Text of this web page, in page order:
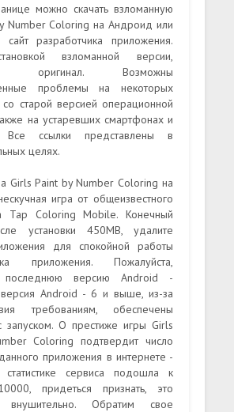
можно скачать взломанную
Number Coloring на Андроид или
разработчика приложения.
взломанной версии,
оригинал. Возможны
проблемы на некоторых
со старой версией операционной
на устаревших смартфонах и
Все ссылки представлены в
целях.
Girls Paint by Number Coloring на
игра от общеизвестного
Tap Coloring Mobile. Конечный
установки 450MB, удалите
для спокойной работы
приложения. Пожалуйста,
последнюю версию Android -
Android - 6 и выше, из-за
требованиям, обеспечены
О престиже игры Girls
Coloring подтвердит число
приложения в интернете -
сервиса подошла к
придеться признать, это
внушительно. Обратим свое